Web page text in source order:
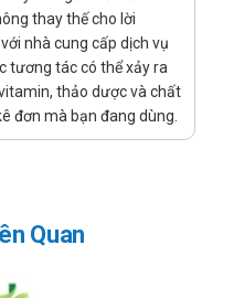
1000Mg chính hãng, bạn
3 cách như sau:
đối với Nhà thuốc Hà An.
thay thế cho lời
nhà cung cấp dịch vụ
tương tác có thể xảy ra
thảo dược và chất
đơn mà bạn đang dùng.
Quan